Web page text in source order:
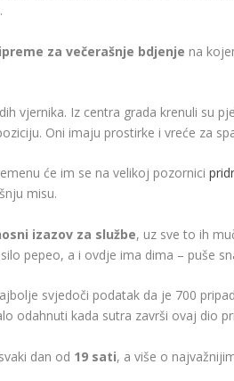
za večerašnje bdjenje na
vjernika. Iz centra grada krenuli su
Oni imaju prostirke i vreće za
će im se na velikoj pozornici
misu.
izazov za službe, uz sve to ih
pepeo, a i ovdje ima dima – puše
svjedoči podatak da je 700
odahnuti kada sutra završi ovaj dio
dan od 19 sati, a više o